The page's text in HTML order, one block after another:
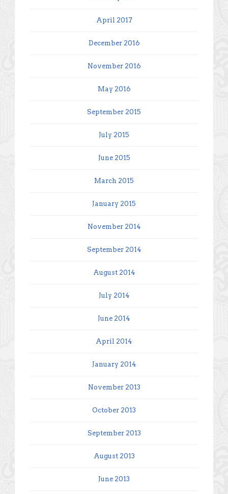
April 2017
December 2016
November 2016
May 2016
September 2015
July 2015
June 2015
March 2015
January 2015
November 2014
September 2014
August 2014
July 2014
June 2014
April 2014
January 2014
November 2013
October 2013
September 2013
August 2013
June 2013